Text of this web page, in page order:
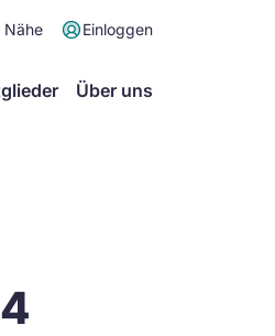
Nähe Einloggen
Über uns